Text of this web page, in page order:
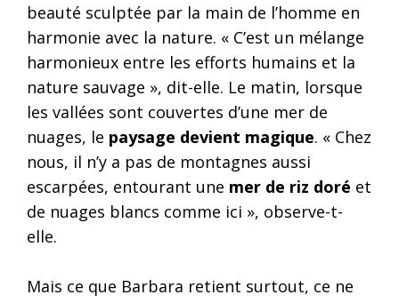
beauté sculptée par la main de l’homme en
harmonie avec la nature. « C’est un mélange
harmonieux entre les efforts humains et la
nature sauvage », dit-elle. Le matin, lorsque
les vallées sont couvertes d’une mer de
nuages, le paysage devient magique. « Chez
nous, il n’y a pas de montagnes aussi
escarpées, entourant une mer de riz doré et
de nuages blancs comme ici », observe-t-
elle.
Mais ce que Barbara retient surtout, ce ne